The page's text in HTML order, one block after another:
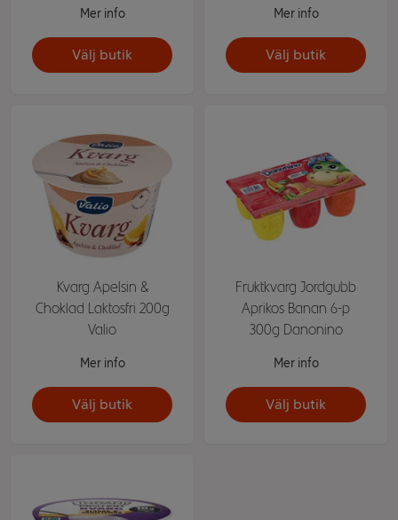
Mer info
Välj butik
Mer info
Välj butik
Kvarg Apelsin &
Choklad Laktosfri 200g
Valio
Mer info
Välj butik
Fruktkvarg Jordgubb
Aprikos Banan 6-p
300g Danonino
Mer info
Välj butik